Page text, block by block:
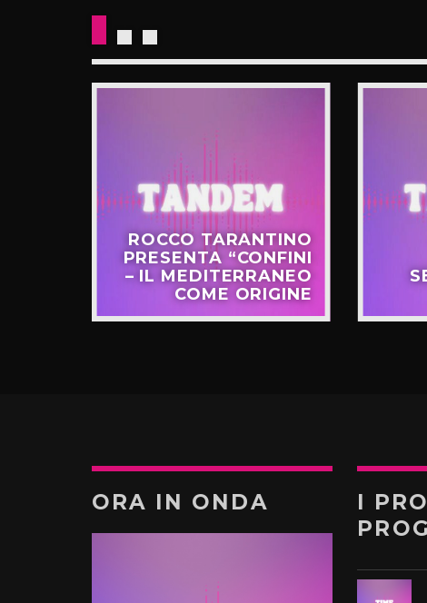
ROCCO TARANTINO
PRESENTA “CONFINI
– IL MEDITERRANEO
COME ORIGINE
ORA IN ONDA
I